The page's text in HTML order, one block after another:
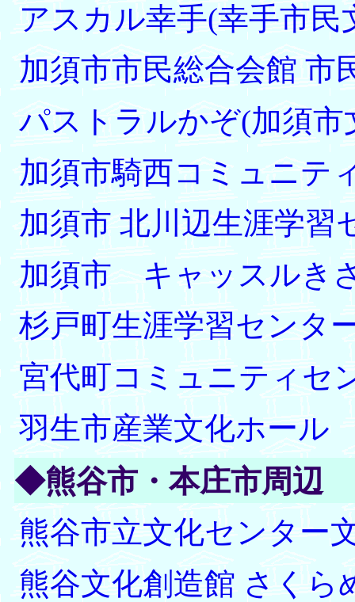
アスカル幸手(幸手市民
加須市市民総合会館 市
パストラルかぞ(加須
加須市騎西コミュニテ
加須市 北川辺生涯学習
加須市 キャッスルき
杉戸町生涯学習センタ
宮代町コミュニティセ
羽生市産業文化ホール
◆熊谷市・本庄市周辺
熊谷市立文化センター
熊谷文化創造館 さくら